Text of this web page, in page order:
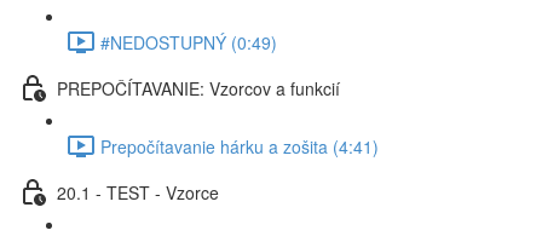
#NEDOSTUPNÝ (0:49)
PREPOČÍTAVANIE: Vzorcov a funkcií
Prepočítavanie hárku a zošita (4:41)
20.1 - TEST - Vzorce